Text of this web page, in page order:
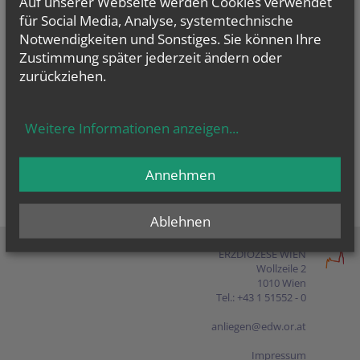
Presse
Shop
ERZDIÖZESE WIEN
Wollzeile 2
1010 Wien
Tel.: +43 1 51552 - 0
anliegen@edw.or.at
Impressum
für Social Media, Analyse, systemtechnische
Notwendigkeiten und Sonstiges. Sie können Ihre
Zustimmung später jederzeit ändern oder
zurückziehen.
Weitere Informationen anzeigen...
Ablehnen
Annehmen